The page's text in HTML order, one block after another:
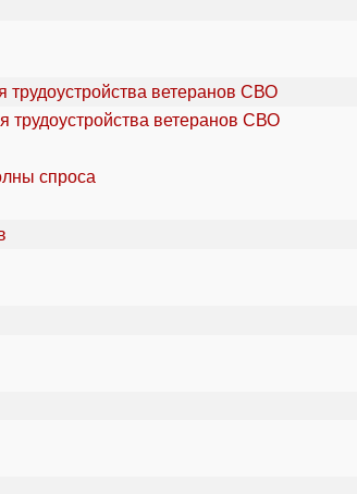
трудоустройства ветеранов СВО
спроса